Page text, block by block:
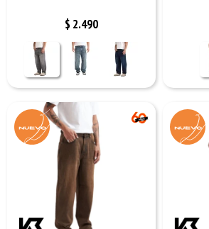
$ 2.490